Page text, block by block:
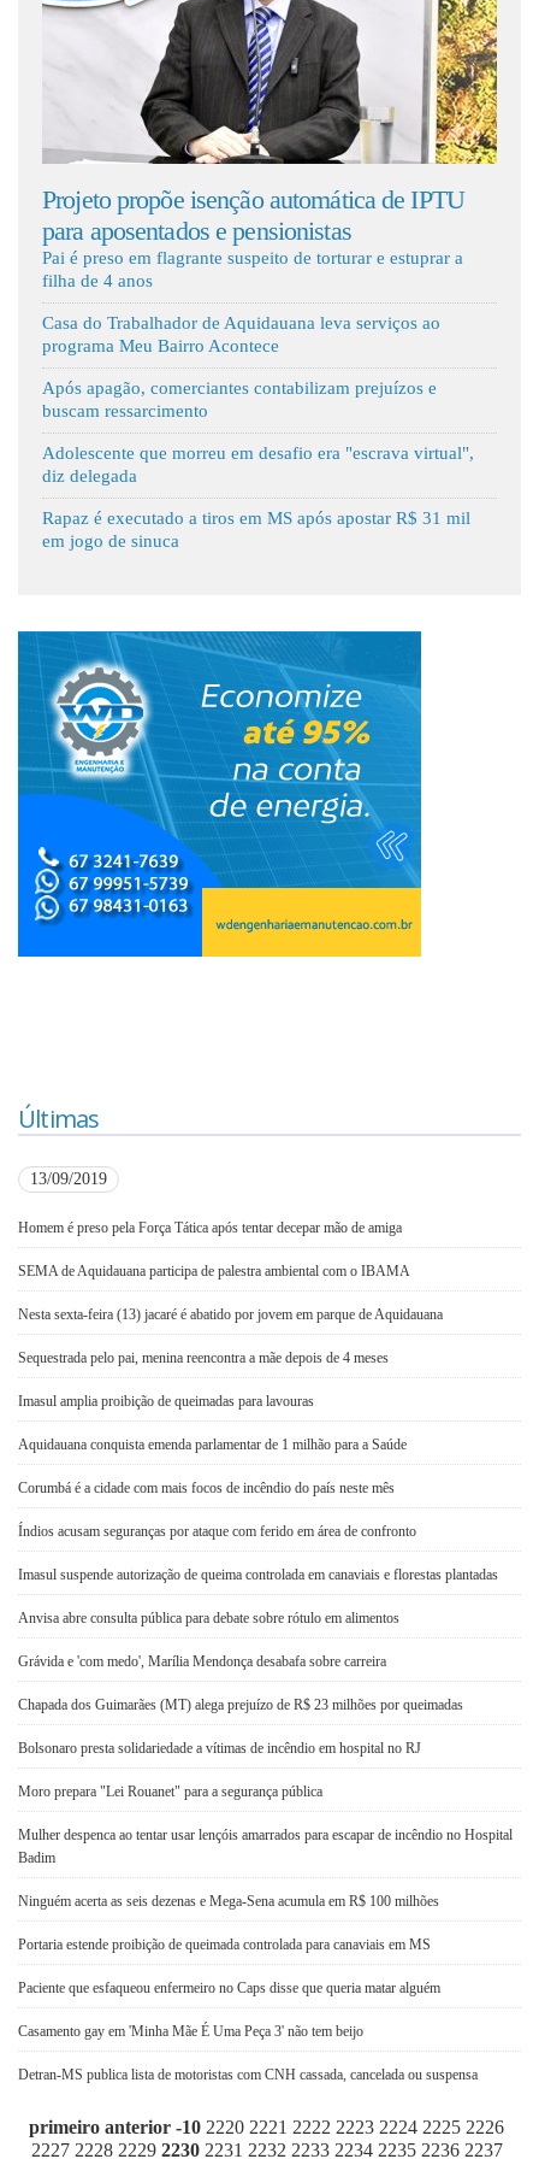
Fale Conosco
Projeto propõe isenção automática de IPTU
para aposentados e pensionistas
Pai é preso em flagrante suspeito de torturar e estuprar a
filha de 4 anos
Casa do Trabalhador de Aquidauana leva serviços ao
programa Meu Bairro Acontece
Após apagão, comerciantes contabilizam prejuízos e
buscam ressarcimento
Adolescente que morreu em desafio era "escrava virtual",
diz delegada
Rapaz é executado a tiros em MS após apostar R$ 31 mil
em jogo de sinuca
Últimas
13/09/2019
Homem é preso pela Força Tática após tentar decepar mão de amiga
SEMA de Aquidauana participa de palestra ambiental com o IBAMA
Nesta sexta-feira (13) jacaré é abatido por jovem em parque de Aquidauana
Sequestrada pelo pai, menina reencontra a mãe depois de 4 meses
Imasul amplia proibição de queimadas para lavouras
Aquidauana conquista emenda parlamentar de 1 milhão para a Saúde
Corumbá é a cidade com mais focos de incêndio do país neste mês
Índios acusam seguranças por ataque com ferido em área de confronto
Imasul suspende autorização de queima controlada em canaviais e florestas plantadas
Anvisa abre consulta pública para debate sobre rótulo em alimentos
Grávida e 'com medo', Marília Mendonça desabafa sobre carreira
Chapada dos Guimarães (MT) alega prejuízo de R$ 23 milhões por queimadas
Bolsonaro presta solidariedade a vítimas de incêndio em hospital no RJ
Moro prepara "Lei Rouanet" para a segurança pública
Mulher despenca ao tentar usar lençóis amarrados para escapar de incêndio no Hospital
Badim
Ninguém acerta as seis dezenas e Mega-Sena acumula em R$ 100 milhões
Portaria estende proibição de queimada controlada para canaviais em MS
Paciente que esfaqueou enfermeiro no Caps disse que queria matar alguém
Casamento gay em 'Minha Mãe É Uma Peça 3' não tem beijo
Detran-MS publica lista de motoristas com CNH cassada, cancelada ou suspensa
primeiro anterior -10 2220 2221 2222 2223 2224 2225 2226
2227 2228 2229 2230 2231 2232 2233 2234 2235 2236 2237